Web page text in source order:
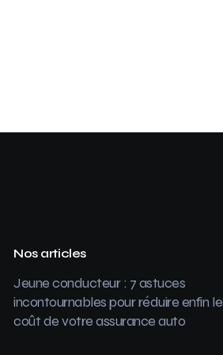
Nos articles
Jeune conducteur : 7 astuces
incontournables pour réduire enfin le
coût de votre assurance auto